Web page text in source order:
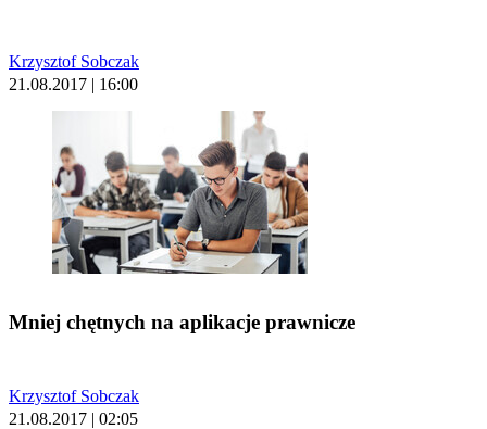
Krzysztof Sobczak
21.08.2017 | 16:00
Mniej chętnych na aplikacje prawnicze
Krzysztof Sobczak
21.08.2017 | 02:05